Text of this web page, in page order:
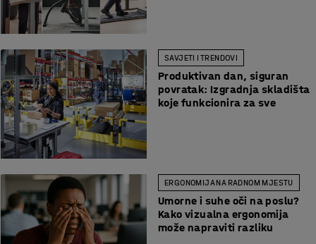
SAVJETI I TRENDOVI
Produktivan dan, siguran
povratak: Izgradnja skladišta
koje funkcionira za sve
ERGONOMIJA NA RADNOM MJESTU
Umorne i suhe oči na poslu?
Kako vizualna ergonomija
može napraviti razliku